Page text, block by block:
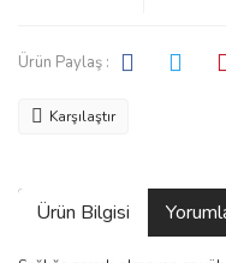
Ürün Paylaş :
Karşılaştır
Ürün Bilgisi